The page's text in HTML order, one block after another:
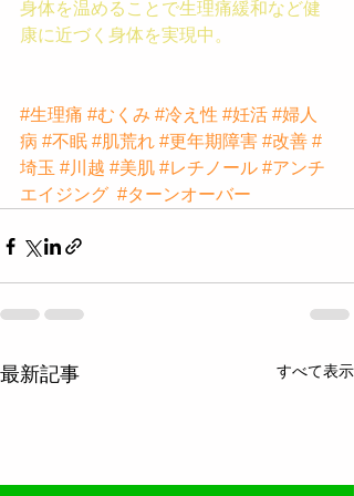
身体を温めることで生理痛緩和など健
康に近づく身体を実現中。
#生理痛 #むくみ #冷え性 #妊活 #婦人
病 #不眠 #肌荒れ #更年期障害 #改善 #
埼玉 #川越 #美肌 #レチノール #アンチ
エイジング #ターンオーバー
最新記事 すべて表示